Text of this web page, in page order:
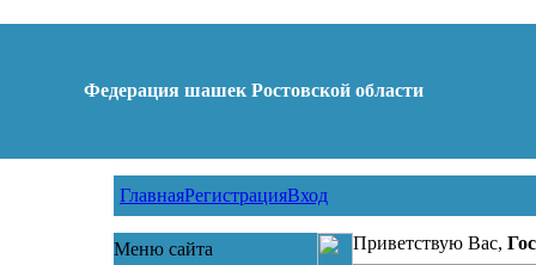
Федерация шашек Ростовской области
ГлавнаяРегистрацияВход
Меню сайта
Приветствую Вас,